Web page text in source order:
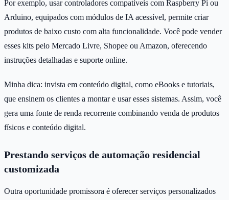
Por exemplo, usar controladores compatíveis com Raspberry Pi ou
Arduino, equipados com módulos de IA acessível, permite criar
produtos de baixo custo com alta funcionalidade. Você pode vender
esses kits pelo Mercado Livre, Shopee ou Amazon, oferecendo
instruções detalhadas e suporte online.
Minha dica: invista em conteúdo digital, como eBooks e tutoriais,
que ensinem os clientes a montar e usar esses sistemas. Assim, você
gera uma fonte de renda recorrente combinando venda de produtos
físicos e conteúdo digital.
Prestando serviços de automação residencial
customizada
Outra oportunidade promissora é oferecer serviços personalizados